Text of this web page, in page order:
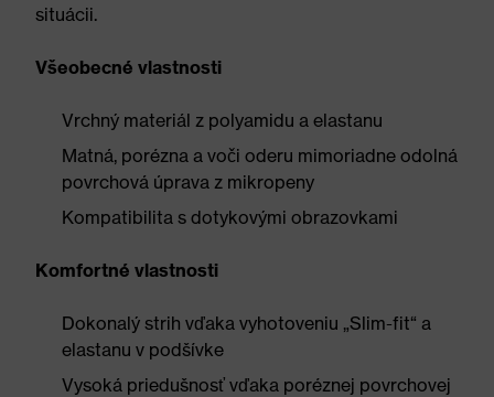
situácii.
Všeobecné vlastnosti
Vrchný materiál z polyamidu a elastanu
Matná, porézna a voči oderu mimoriadne odolná
povrchová úprava z mikropeny
Kompatibilita s dotykovými obrazovkami
Komfortné vlastnosti
Dokonalý strih vďaka vyhotoveniu „Slim-fit“ a
elastanu v podšívke
Vysoká priedušnosť vďaka poréznej povrchovej